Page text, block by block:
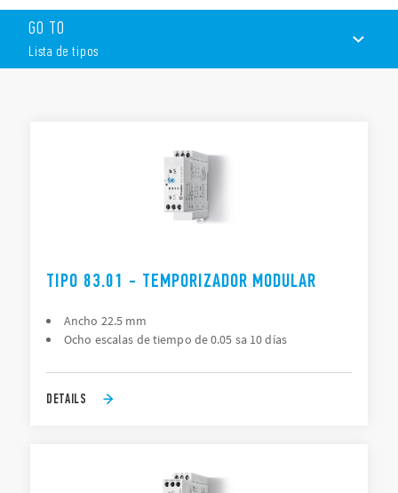
Las características de estos dispositivos son:
Ancho 22.5 mm
Seis escalas de tiempo de 0.1 s a 10 días
Multitensión
GO TO
Lista de tipos
TIPO 83.01 - TEMPORIZADOR MODULAR
Ancho 22.5 mm
Ocho escalas de tiempo de 0.05 sa 10 días
DETAILS